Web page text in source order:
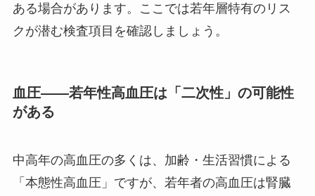
ある場合があります。ここでは若年層特有のリス
クが潜む検査項目を確認しましょう。
血圧——若年性高血圧は「二次性」の可能性
がある
中高年の高血圧の多くは、加齢・生活習慣による
「本態性高血圧」ですが、若年者の高血圧は腎臓